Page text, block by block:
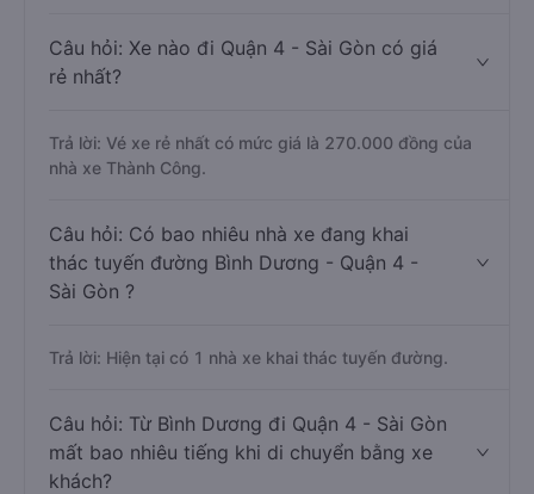
Câu hỏi: Xe nào đi Quận 4 - Sài Gòn có giá
rẻ nhất?
Trả lời: Vé xe rẻ nhất có mức giá là 270.000 đồng của
nhà xe Thành Công.
Câu hỏi: Có bao nhiêu nhà xe đang khai
thác tuyến đường Bình Dương - Quận 4 -
Sài Gòn ?
Trả lời: Hiện tại có 1 nhà xe khai thác tuyến đường.
Câu hỏi: Từ Bình Dương đi Quận 4 - Sài Gòn
mất bao nhiêu tiếng khi di chuyển bằng xe
khách?